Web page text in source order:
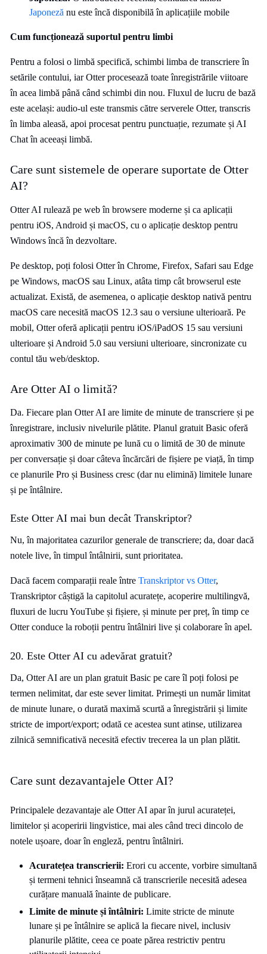
Japoneză nu este încă disponibilă în aplicațiile mobile
Cum funcționează suportul pentru limbi
Pentru a folosi o limbă specifică, schimbi limba de transcriere în
setările contului, iar Otter procesează toate înregistrările viitoare
în acea limbă până când schimbi din nou. Fluxul de lucru de bază
este același: audio-ul este transmis către serverele Otter, transcris
în limba aleasă, apoi procesat pentru punctuație, rezumate și AI
Chat în aceeași limbă.
Care sunt sistemele de operare suportate de Otter
AI?
Otter AI rulează pe web în browsere moderne și ca aplicații
pentru iOS, Android și macOS, cu o aplicație desktop pentru
Windows încă în dezvoltare.
Pe desktop, poți folosi Otter în Chrome, Firefox, Safari sau Edge
pe Windows, macOS sau Linux, atâta timp cât browserul este
actualizat. Există, de asemenea, o aplicație desktop nativă pentru
macOS care necesită macOS 12.3 sau o versiune ulterioară. Pe
mobil, Otter oferă aplicații pentru iOS/iPadOS 15 sau versiuni
ulterioare și Android 5.0 sau versiuni ulterioare, sincronizate cu
contul tău web/desktop.
Are Otter AI o limită?
Da. Fiecare plan Otter AI are limite de minute de transcriere și pe
înregistrare, inclusiv nivelurile plătite. Planul gratuit Basic oferă
aproximativ 300 de minute pe lună cu o limită de 30 de minute
per conversație și doar câteva încărcări de fișiere pe viață, în timp
ce planurile Pro și Business cresc (dar nu elimină) limitele lunare
și pe întâlnire.
Este Otter AI mai bun decât Transkriptor?
Nu, în majoritatea cazurilor generale de transcriere; da, doar dacă
notele live, în timpul întâlnirii, sunt prioritatea.
Dacă facem comparații reale între Transkriptor vs Otter,
Transkriptor câștigă la capitolul acuratețe, acoperire multilingvă,
fluxuri de lucru YouTube și fișiere, și minute per preț, în timp ce
Otter conduce la roboții pentru întâlniri live și colaborare în apel.
20. Este Otter AI cu adevărat gratuit?
Da, Otter AI are un plan gratuit Basic pe care îl poți folosi pe
termen nelimitat, dar este sever limitat. Primești un număr limitat
de minute lunare, o durată maximă scurtă a înregistrării și limite
stricte de import/export; odată ce acestea sunt atinse, utilizarea
zilnică semnificativă necesită efectiv trecerea la un plan plătit.
Care sunt dezavantajele Otter AI?
Principalele dezavantaje ale Otter AI apar în jurul acurateței,
limitelor și acoperirii lingvistice, mai ales când treci dincolo de
notele ușoare, doar în engleză, pentru întâlniri.
Acuratețea transcrierii: Erori cu accente, vorbire simultană
și termeni tehnici înseamnă că transcrierile necesită adesea
curățare manuală înainte de publicare.
Limite de minute și întâlniri: Limite stricte de minute
lunare și pe întâlnire se aplică la fiecare nivel, inclusiv
planurile plătite, ceea ce poate părea restrictiv pentru